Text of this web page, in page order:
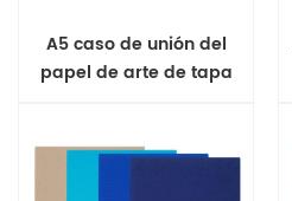
A5 caso de unión del
papel de arte de tapa